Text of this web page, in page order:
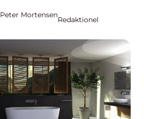
Peter Mortensen
Redaktionel